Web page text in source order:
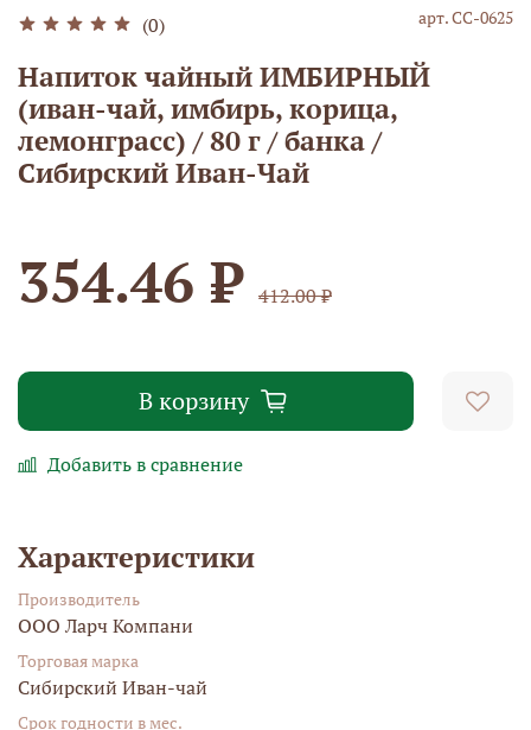
(0) арт.СС-0625
Напиток чайный ИМБИРНЫЙ
(иван-чай, имбирь, корица,
лемонграсс) / 80 г / банка /
Сибирский Иван-Чай
354.46 ₽ 412.00 ₽
В корзину
Добавить в сравнение
Характеристики
Производитель
ООО Ларч Компани
Торговая марка
Сибирский Иван-чай
Срок годности в мес.